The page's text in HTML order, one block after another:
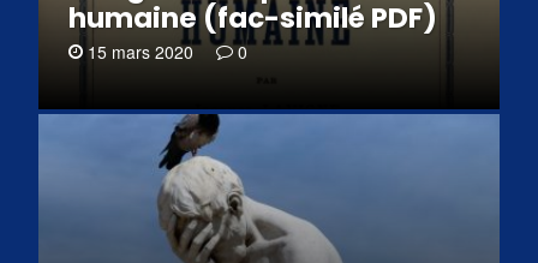
humaine (fac-similé PDF)
15 mars 2020 0